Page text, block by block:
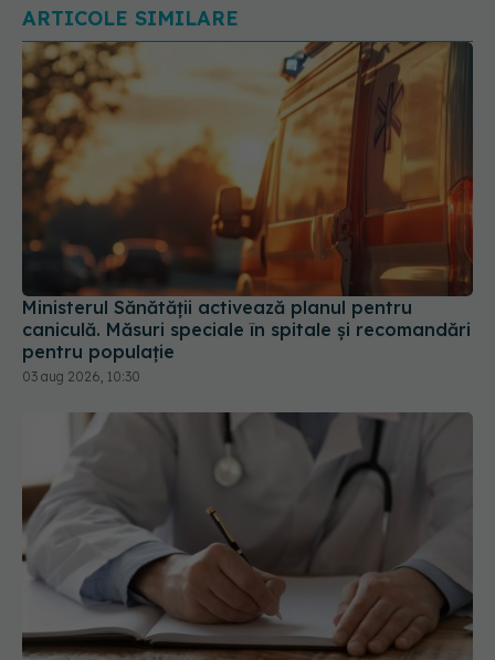
ARTICOLE SIMILARE
Ministerul Sănătății activează planul pentru
caniculă. Măsuri speciale în spitale și recomandări
pentru populație
03 aug 2026, 10:30